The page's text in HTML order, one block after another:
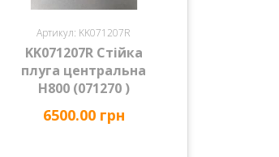
Артикул: KK071207R
KK071207R Стійка
плуга центральна
Н800 (071270 )
6500.00 грн